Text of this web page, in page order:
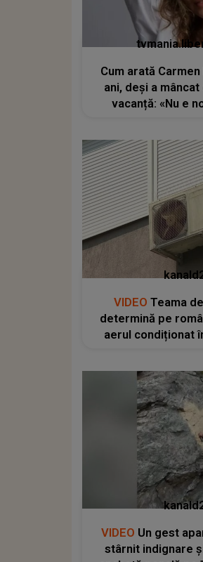
Cum arată
ani, deși a
vacanță: «Nu e
VIDEO Teama
determină pe
aerul condiționat
VIDEO Un gest
stârnit indignare